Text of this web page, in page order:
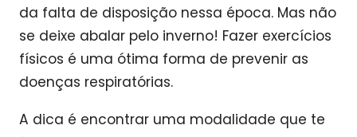
da falta de disposição nessa época. Mas não
se deixe abalar pelo inverno! Fazer exercícios
físicos é uma ótima forma de prevenir as
doenças respiratórias.
A dica é encontrar uma modalidade que te